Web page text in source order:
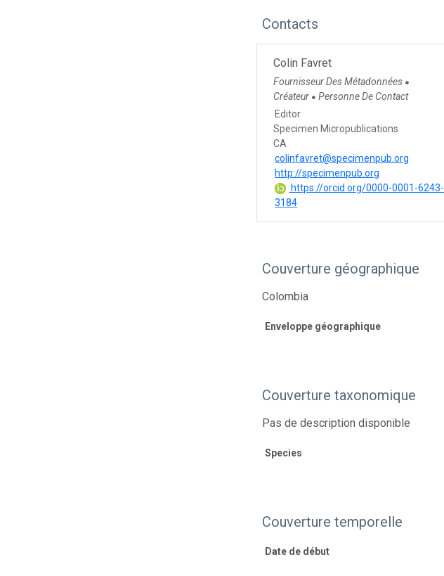
Contacts
Colin Favret
Fournisseur Des Métadonnées ●
Créateur ● Personne De Contact
Editor
Specimen Micropublications
CA
colinfavret@specimenpub.org
http://specimenpub.org
https://orcid.org/0000-0001-6243-
3184
Couverture géographique
Colombia
Enveloppe géographique
Couverture taxonomique
Pas de description disponible
Species
Couverture temporelle
Date de début